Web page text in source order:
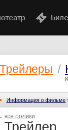
Трейлеры /
Информация о фильме
все ролики
Трейлер